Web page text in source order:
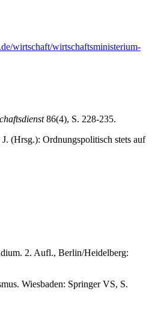
wirtschaft/wirtschaftsministerium-
86(4), S. 228-235.
(Hrsg.): Ordnungspolitisch stets auf
2. Aufl., Berlin/Heidelberg:
Wiesbaden: Springer VS, S.